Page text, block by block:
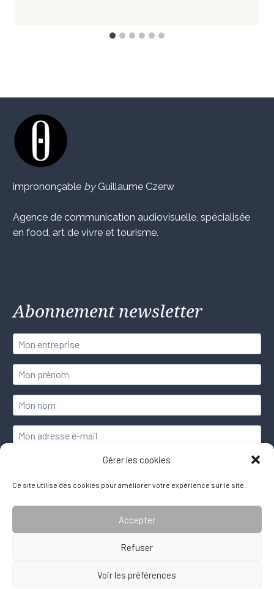
Gérer les cookies
Ce site utilise des cookies pour améliorer votre expérience sur le site.
Accepter
Refuser
Voir les préférences
imprononçable by Guillaume Czerw
Agence de communication audiovisuelle, spécialisée
en food, art de vivre et tourisme.
Abonnement newsletter
© 2026. Tout droit réservé.